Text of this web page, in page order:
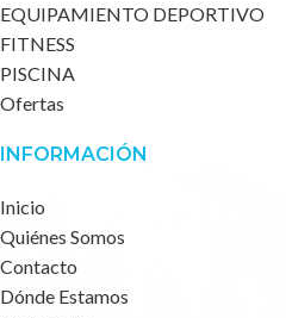
EQUIPAMIENTO DEPORTIVO
FITNESS
PISCINA
Ofertas
INFORMACIÓN
Inicio
Quiénes Somos
Contacto
Dónde Estamos